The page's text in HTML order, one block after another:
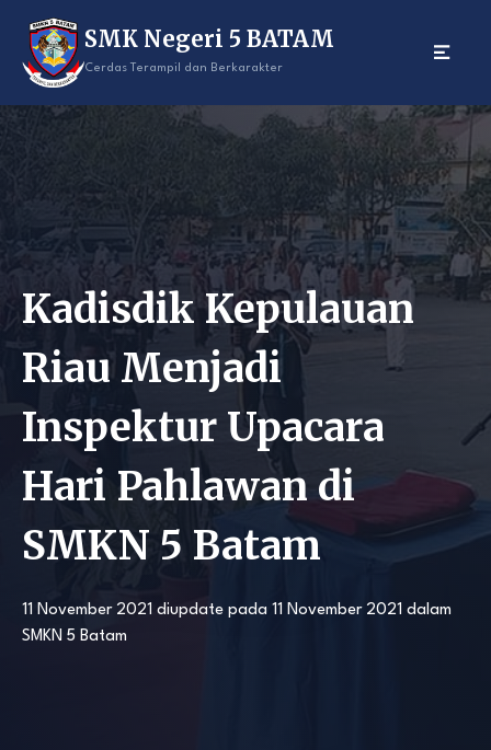
content
SMK Negeri 5 BATAM
Cerdas Terampil dan Berkarakter
Kadisdik Kepulauan
Riau Menjadi
Inspektur Upacara
Hari Pahlawan di
SMKN 5 Batam
11 November 2021 diupdate pada 11 November 2021 dalam
SMKN 5 Batam